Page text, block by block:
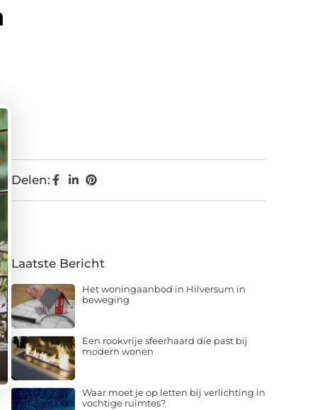
Delen:
Laatste Bericht
Het woningaanbod in Hilversum in
beweging
Een rookvrije sfeerhaard die past bij
modern wonen
Waar moet je op letten bij verlichting in
vochtige ruimtes?